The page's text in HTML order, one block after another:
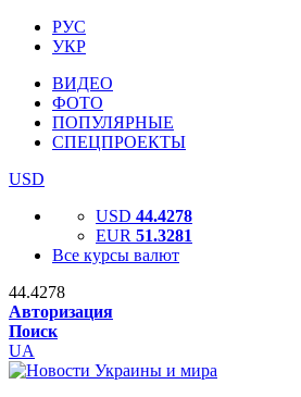
РУС
УКР
ВИДЕО
ФОТО
ПОПУЛЯРНЫЕ
СПЕЦПРОЕКТЫ
USD
USD 44.4278
EUR 51.3281
Все курсы валют
44.4278
Авторизация
Поиск
UA